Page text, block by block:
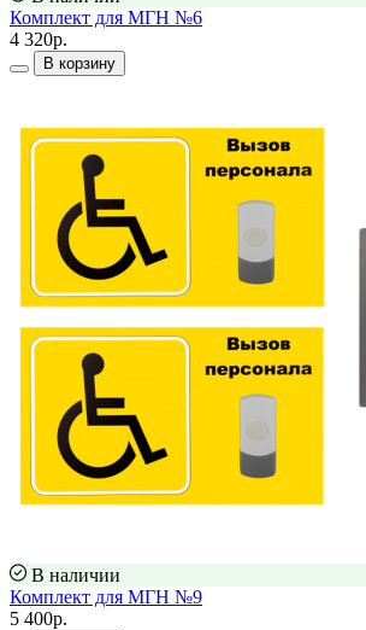
Комплект для МГН №6
4 320р.
В корзину
В наличии
Комплект для МГН №9
5 400р.